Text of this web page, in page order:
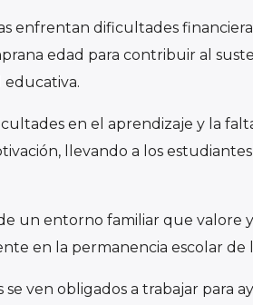
enfrentan dificultades
edad para contribuir al
en el aprendizaje y la
llevando a los estudiantes
un entorno familiar que valore
en la permanencia escolar de
ven obligados a trabajar para